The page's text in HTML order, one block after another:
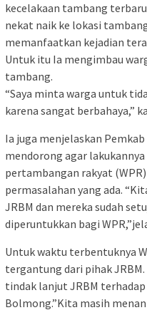
kecelakaan tambang
nekat naik ke lokasi
memanfaatkan kejadian
Untuk itu Ia mengimbau
tambang.
“Saya minta warga untuk
karena sangat berbahaya,”
Ia juga menjelaskan
mendorong agar
pertambangan rakyat
permasalahan yang ada.
JRBM dan mereka sudah
diperuntukkan bagi
Untuk waktu terbentuknya
tergantung dari pihak
tindak lanjut JRBM
Bolmong.”Kita masih